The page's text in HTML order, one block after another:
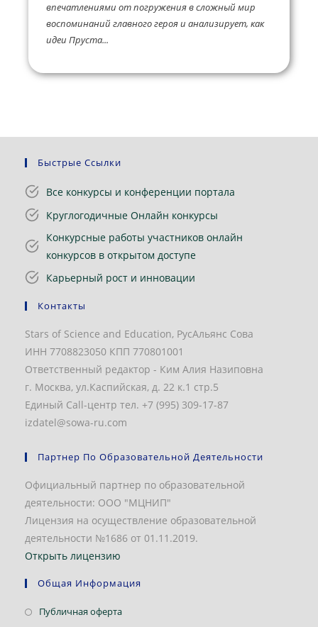
впечатлениями от погружения в сложный мир
воспоминаний главного героя и анализирует, как
идеи Пруста...
Быстрые Ссылки
Все конкурсы и конференции портала
Круглогодичные Онлайн конкурсы
Конкурсные работы участников онлайн
конкурсов в открытом доступе
Карьерный рост и инновации
Контакты
Stars of Science and Education, РусАльянс Сова
ИНН 7708823050 КПП 770801001
Ответственный редактор - Ким Алия Назиповна
г. Москва, ул.Каспийская, д. 22 к.1 стр.5
Единый Call-центр тел. +7 (995) 309-17-87
izdatel@sowa-ru.com
Партнер По Образовательной Деятельности
Официальный партнер по образовательной
деятельности: ООО "МЦНИП"
Лицензия на осуществление образовательной
деятельности №1686 от 01.11.2019.
Открыть лицензию
Общая Информация
Публичная офертаОткроется